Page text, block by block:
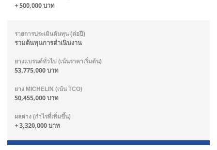
+ 500,000 บาท
รวมต้นทุนการดำเนินงาน
53,775,000 บาท
50,455,000 บาท
+ 3,320,000 บาท